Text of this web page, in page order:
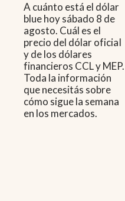
A cuánto está el dólar
blue hoy sábado 8 de
agosto. Cuál es el
precio del dólar oficial
y de los dólares
financieros CCL y MEP.
Toda la información
que necesitás sobre
cómo sigue la semana
en los mercados.